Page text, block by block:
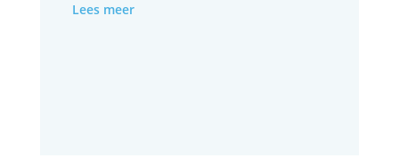
Lees meer